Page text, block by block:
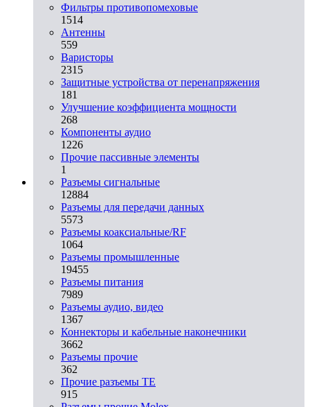
Фильтры противопомеховые
1514
Антенны
559
Варисторы
2315
Защитные устройства от перенапряжения
181
Улучшение коэффициента мощности
268
Компоненты аудио
1226
Прочие пассивные элементы
1
Разъeмы сигнальные
12884
Разъeмы для передачи данных
5573
Разъeмы коаксиальные/RF
1064
Разъeмы промышленные
19455
Разъeмы питания
7989
Разъeмы аудио, видео
1367
Коннекторы и кабельные наконечники
3662
Разъeмы прочие
362
Прочие разъемы TE
915